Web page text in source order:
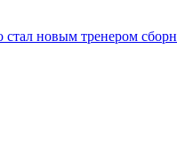
новым тренером